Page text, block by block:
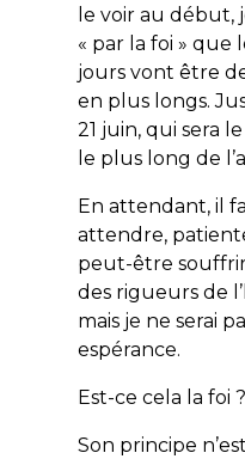
le voir au début,
« par la foi » que
jours vont être
en plus longs.
21 juin, qui sera
le plus long de
En attendant, il
attendre,
peut-être
des rigueurs de
mais je ne serai
espérance.
Est-ce cela la foi ?
Son principe